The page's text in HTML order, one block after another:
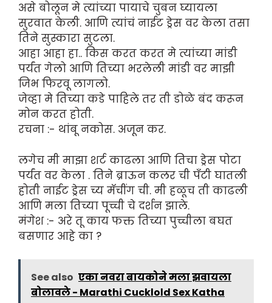
असे बोलून मे त्यांच्या पायाचे चुबन घ्यायला
सुरवात केली. आणि त्यांचं नाईट ड्रेस वर केला तसा
तिने सुस्कारा सुटला.
आहा आहा हा.. किस करत करत मे त्यांच्या मांडी
पर्यंत गेलो आणि तिच्या भरलेली मांडी वर माझी
जिभ फिरवू लागलो.
जेव्हा मे तिच्या कडे पाहिले तर ती डोळे बंद करून
मोन करत होती.
रचना :- थांबू नकोस. अजून कर.
लगेच मी माझा शर्ट काढला आणि तिचा ड्रेस पोटा
पर्यंत वर केला . तिने ब्राऊन कलर ची पँटी घातली
होती नाईट ड्रेस च्य मॅचींग ची. मी हळूच ती काढली
आणि मला तिच्या पूच्ची चे दर्शन झाले.
मंगेश :- अरे तू काय फक्त तिच्या पुच्चीला बघत
बसणार आहे का ?
See also एका नवरा बायकोने मला झवायला
बोलावले - Marathi Cucklold Sex Katha